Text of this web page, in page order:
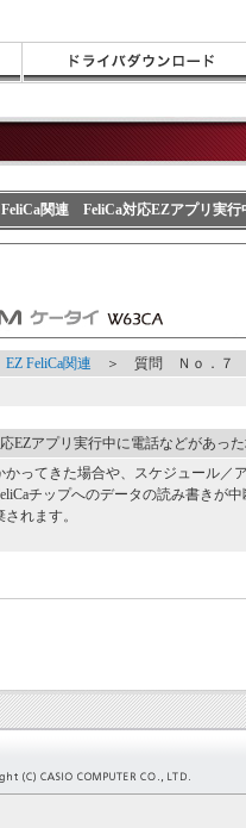
関連 FeliCa対応EZアプリ実行
EZ FeliCa関連 ＞ 質問 Ｎｏ．７
EZアプリ実行中に電話などがあっ
かってきた場合や、スケジュール／
チップへのデータの読み書きが
れます。